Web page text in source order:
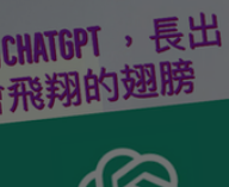
測驗小程式
新竹旅遊